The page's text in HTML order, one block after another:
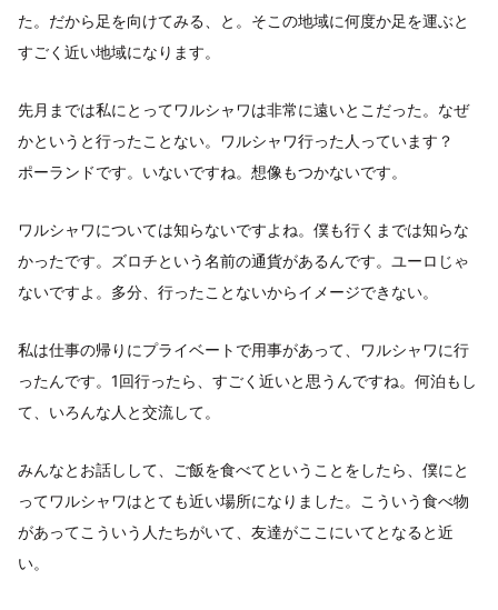
た。だから足を向けてみる、と。そこの地域に何度か足を運ぶと
すごく近い地域になります。
先月までは私にとってワルシャワは非常に遠いとこだった。なぜ
かというと行ったことない。ワルシャワ行った人っています？
ポーランドです。いないですね。想像もつかないです。
ワルシャワについては知らないですよね。僕も行くまでは知らな
かったです。ズロチという名前の通貨があるんです。ユーロじゃ
ないですよ。多分、行ったことないからイメージできない。
私は仕事の帰りにプライベートで用事があって、ワルシャワに行
ったんです。1回行ったら、すごく近いと思うんですね。何泊もし
て、いろんな人と交流して。
みんなとお話しして、ご飯を食べてということをしたら、僕にと
ってワルシャワはとても近い場所になりました。こういう食べ物
があってこういう人たちがいて、友達がここにいてとなると近
い。